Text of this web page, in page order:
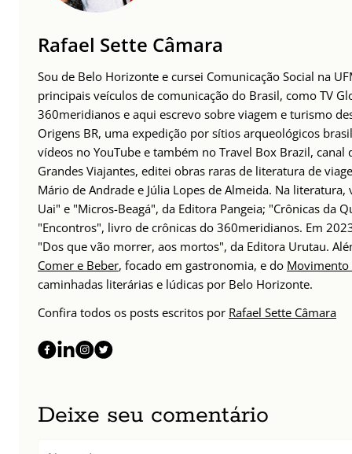
Rafael Sette Câmara
Sou de Belo Horizonte e cursei Comunicação Social na
principais veículos de comunicação do Brasil, como TV
360meridianos e aqui escrevo sobre viagem e turismo
Origens BR, uma expedição por sítios arqueológicos
vídeos no YouTube e também no Travel Box Brazil,
Grandes Viajantes, editei obras raras de literatura de
Mário de Andrade e Júlia Lopes de Almeida. Na
Uai" e "Micros-Beagá", da Editora Pangeia; "Crônicas da
"Encontros", livro de crônicas do 360meridianos. Em
"Dos que vão morrer, aos mortos", da Editora Urutau.
Comer e Beber, focado em gastronomia, e do Movimento
caminhadas literárias e lúdicas por Belo Horizonte.
Confira todos os posts escritos por Rafael Sette Câmara
Deixe seu comentário